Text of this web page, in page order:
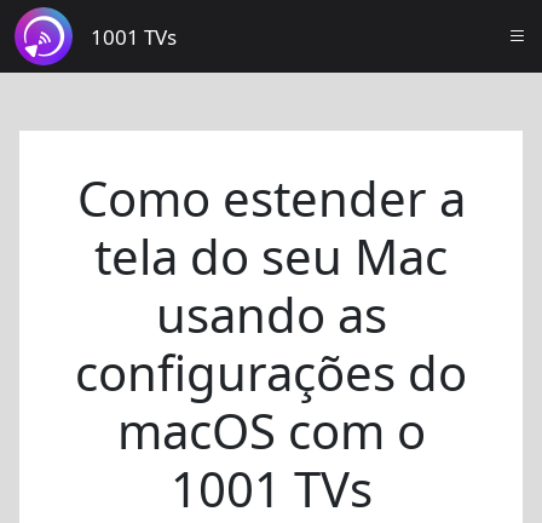
1001 TVs
Como estender a
tela do seu Mac
usando as
configurações do
macOS com o
1001 TVs